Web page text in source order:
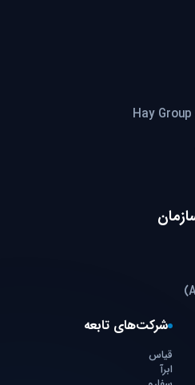
شرکت‌های تابعه
قیاس
ابرآ